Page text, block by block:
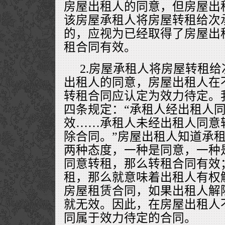
房屋出租人的同意，但房屋
该房屋承租人将房屋转租给
的，应视为已经取得了房屋
租合同有效。
2.房屋承租人将房屋转租
出租人的同意，房屋出租人
转租合同应认定为效力待定
四条规定：“承租人经出租
效……承租人未经出租人同意
除合同。”房屋出租人知道承
两种态度，一种是同意，一
同意转租，那么转租合同有
租，那么就意味着出租人有
房屋租赁合同，如果出租人
就无效。因此，在房屋出租
同属于效力待定的合同。